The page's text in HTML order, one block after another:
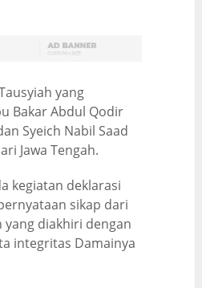
yang
Bakar Abdul Qodir
Syeich Nabil Saad
Jawa Tengah.
kegiatan deklarasi
sikap dari
yang diakhiri dengan
integritas Damainya